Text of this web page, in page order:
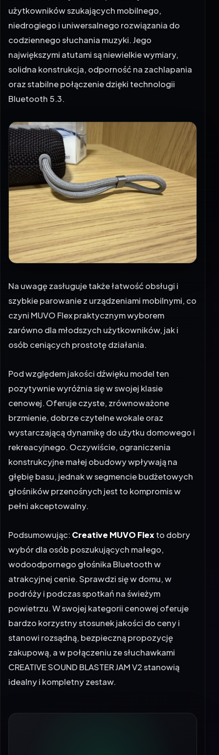
użytkowników szukających mobilnego,
niedrogiego i uniwersalnego rozwiązania do
codziennego słuchania muzyki. Jego
największymi atutami są niewielkie wymiary,
solidna konstrukcja, odporność na zachlapania
oraz stabilne połączenie dzięki technologii
Bluetooth 5.3.
Na uwagę zasługuje także łatwość obsługi i
szybkie parowanie z urządzeniami mobilnymi, co
czyni MUVO Flex praktycznym wyborem
zarówno dla młodszych użytkowników, jak i
osób ceniących prostotę działania.
Pod względem jakości dźwięku model ten
pozytywnie wyróżnia się w swojej klasie
cenowej. Oferuje czyste, zrównoważone
brzmienie, dobrze czytelne wokale oraz
wystarczającą dynamikę do użytku domowego i
rekreacyjnego. Oczywiście, ograniczenia
konstrukcyjne małej obudowy wpływają na
głębię basu, jednak w segmencie budżetowych
głośników przenośnych jest to kompromis w
pełni akceptowalny.
Podsumowując: Creative MUVO Flexto dobry
wybór dla osób poszukujących małego,
wodoodpornego głośnika Bluetooth w
atrakcyjnej cenie. Sprawdzi się w domu, w
podróży i podczas spotkań na świeżym
powietrzu. W swojej kategorii cenowej oferuje
bardzo korzystny stosunek jakości do ceny i
stanowi rozsądną, bezpieczną propozycję
zakupową, a w połączeniu ze słuchawkami
CREATIVE SOUND BLASTER JAM V2stanowią
idealny i kompletny zestaw.